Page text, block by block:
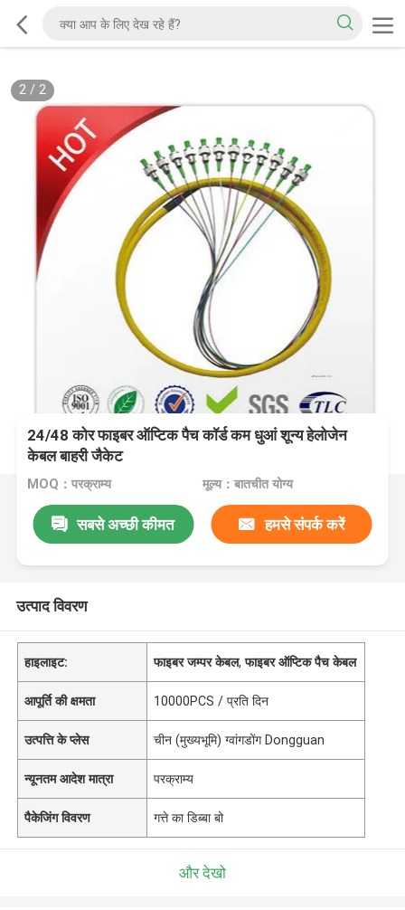
2/ 2
24/48 कोर फाइबर ऑप्टिक पैच कॉर्ड कम धुआं शून्य हेलोजेन
केबल बाहरी जैकेट
MOQ：परक्राम्य मूल्य：बातचीत योग्य
सबसे अच्छी कीमत हमसे संपर्क करें
उत्पाद विवरण
हाइलाइट: फाइबर जम्पर केबल,फाइबर ऑप्टिक पैच केबल
आपूर्ति की क्षमता 10000PCS / प्रति दिन
उत्पत्ति के प्लेस चीन (मुख्यभूमि) ग्वांगडोंग Dongguan
न्यूनतम आदेश मात्रा परक्राम्य
पैकेजिंग विवरण गत्ते का डिब्बा बो
और देखो